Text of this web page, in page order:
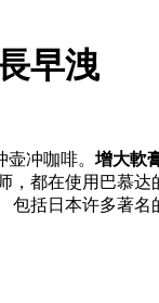
早洩
冲咖啡。 增大軟
，都在使用巴慕达
包括日本许多著名